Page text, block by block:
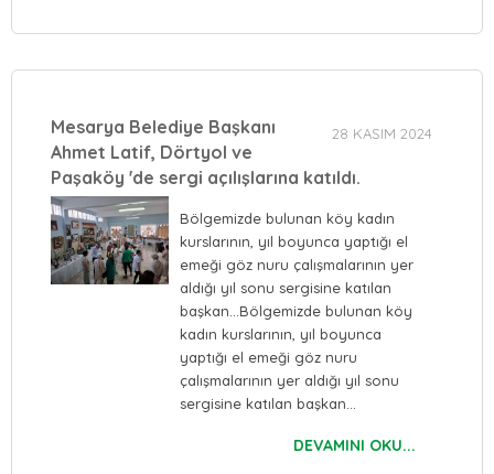
28 KASIM 2024
Mesarya Belediye Başkanı
Ahmet Latif, Dörtyol ve
Paşaköy 'de sergi açılışlarına katıldı.
Bölgemizde bulunan köy kadın
kurslarının, yıl boyunca yaptığı el
emeği göz nuru çalışmalarının yer
aldığı yıl sonu sergisine katılan
başkan…Bölgemizde bulunan köy
kadın kurslarının, yıl boyunca
yaptığı el emeği göz nuru
çalışmalarının yer aldığı yıl sonu
sergisine katılan başkan…
DEVAMINI OKU...